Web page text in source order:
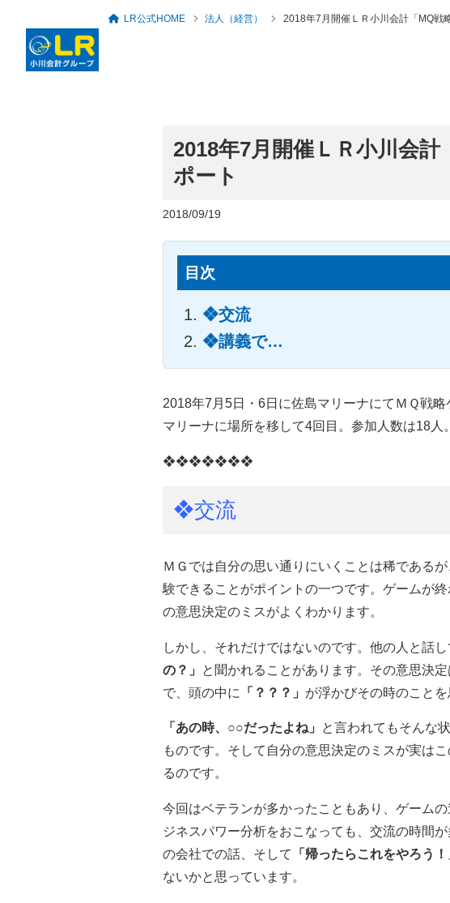
税務・会計顧問 人事労務・社会保険
ロングリレーションズ セミナー・勉強会一覧
代表者のあいさつ グループ概要・アクセ
LR公式HOME 法人（経営） 2018年7月開催ＬＲ小川会計「MQ戦
2018年7月開催ＬＲ小川会
ポート
2018/09/19
目次
❖交流
❖講義で…
2018年7月5日・6日に佐島マリーナにてＭＱ戦
マリーナに場所を移して4回目。参加人数は18人
❖❖❖❖❖❖❖
❖交流
ＭＧでは自分の思い通りにいくことは稀である
験できることがポイントの一つです。ゲームが
の意思決定のミスがよくわかります。
しかし、それだけではないのです。他の人と話し
の？」
と聞かれることがあります。その意思決
で、頭の中に
「？？？」 が浮かびその時のことを
「あの時、○○だったよね」
と言われてもそんな
ものです。そして自分の意思決定のミスが実は
るのです。
今回はベテランが多かったこともあり、ゲーム
ジネスパワー分析をおこなっても、交流の時間
の会社での話、そして
「帰ったらこれをやろう！
ないかと思っています。